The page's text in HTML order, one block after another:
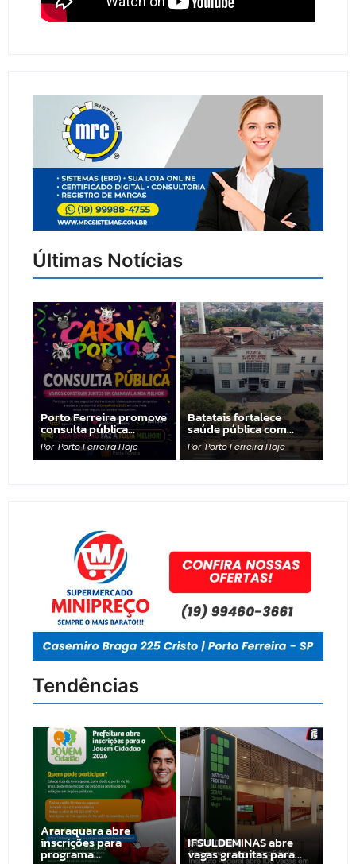
Últimas Notícias
Porto Ferreira promove
consulta pública…
Por Porto Ferreira Hoje
Batatais fortalece
saúde pública com…
Por Porto Ferreira Hoje
Tendências
Araraquara abre
inscrições para
programa…
IFSULDEMINAS abre
vagas gratuitas para…